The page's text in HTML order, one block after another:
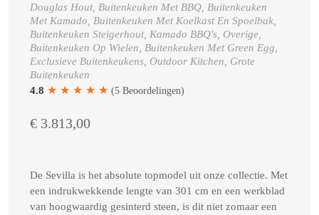
Douglas Hout, Buitenkeuken Met BBQ, Buitenkeuken
Met Kamado, Buitenkeuken Met Koelkast En Spoelbak,
Buitenkeuken Steigerhout, Kamado BBQ's, Overige,
Buitenkeuken Op Wielen, Buitenkeuken Met Green Egg,
Exclusieve Buitenkeukens, Outdoor Kitchen, Grote
Buitenkeuken
4.8 ★ ★ ★ ★ ★ (5 Beoordelingen)
€ 3.813,00
De Sevilla is het absolute topmodel uit onze collectie. Met
een indrukwekkende lengte van 301 cm en een werkblad
van hoogwaardig gesinterd steen, is dit niet zomaar een